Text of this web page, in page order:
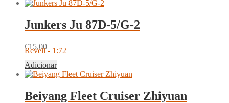
Junkers Ju 87D-5/G-2
€15.00
Revell - 1:72
Adicionar
Beiyang Fleet Cruiser Zhiyuan